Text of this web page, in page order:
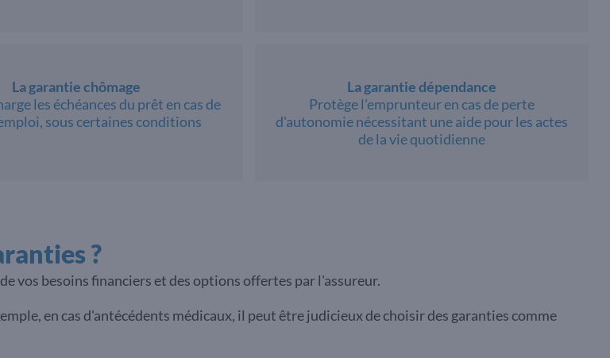
La garantie chômage
les échéances du prêt en cas de
sous certaines conditions
La garantie dépendance
Protège l'emprunteur en cas de perte
d'autonomie nécessitant une aide pour les actes
de la vie quotidienne
?
vos besoins financiers et des options offertes par l'assureur.
en cas d'antécédents médicaux, il peut être judicieux de choisir des garanties comme